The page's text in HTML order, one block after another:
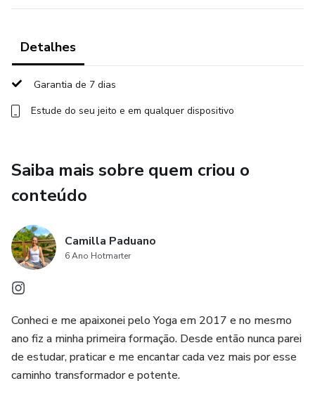
chakra, proporcionando uma base sólida para sua jornada.
afirmações e reflexões que enriquecerão sua prática e
facilitarão a integração dos aprendizados no seu dia a dia.
participe no seu próprio ritmo.
em meditação, esta jornada foi projetada para todos que
buscam um caminho de autoconhecimento e
Venha se conectar com a energia dos chakras e encontre o
equilíbrio e a paz interior que você merece.
Detalhes
Garantia de 7 dias
Estude do seu jeito e em qualquer dispositivo
Saiba mais sobre quem criou o
conteúdo
Camilla Paduano
6 Ano Hotmarter
Conheci e me apaixonei pelo Yoga em 2017 e no mesmo
ano fiz a minha primeira formação. Desde então nunca parei
de estudar, praticar e me encantar cada vez mais por esse
caminho transformador e potente.